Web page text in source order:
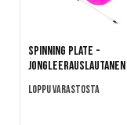
Spinning Plate -
jongleerauslautanen
Loppu varastosta